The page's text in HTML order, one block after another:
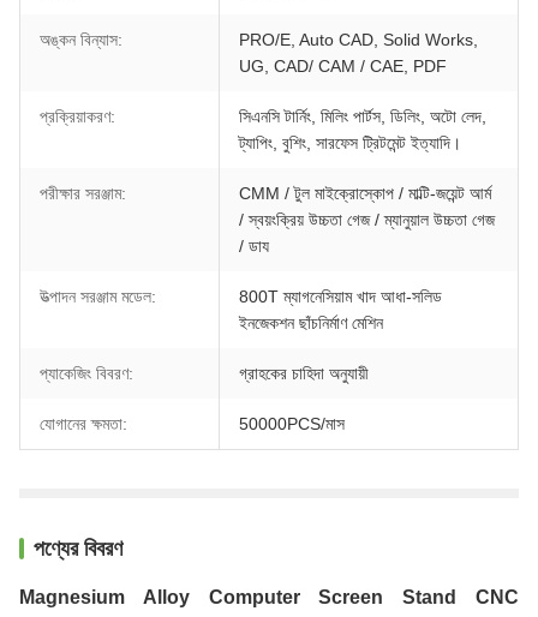
অঙ্কন বিন্যাস:
PRO/E, Auto CAD, Solid Works,
UG, CAD/ CAM / CAE, PDF
প্রক্রিয়াকরণ:
সিএনসি টার্নিং, মিলিং পার্টস, ডিলিং, অটো লেদ,
ট্যাপিং, বুশিং, সারফেস ট্রিটমেন্ট ইত্যাদি।
পরীক্ষার সরঞ্জাম:
CMM / টুল মাইক্রোস্কোপ / মাল্টি-জয়েন্ট আর্ম
/ স্বয়ংক্রিয় উচ্চতা গেজ / ম্যানুয়াল উচ্চতা গেজ
/ ডায
উত্পাদন সরঞ্জাম মডেল:
800T ম্যাগনেসিয়াম খাদ আধা-সলিড
ইনজেকশন ছাঁচনির্মাণ মেশিন
প্যাকেজিং বিবরণ: গ্রাহকের চাহিদা অনুযায়ী
যোগানের ক্ষমতা: 50000PCS/মাস
পণ্যের বিবরণ
Magnesium Alloy Computer Screen Stand CNC